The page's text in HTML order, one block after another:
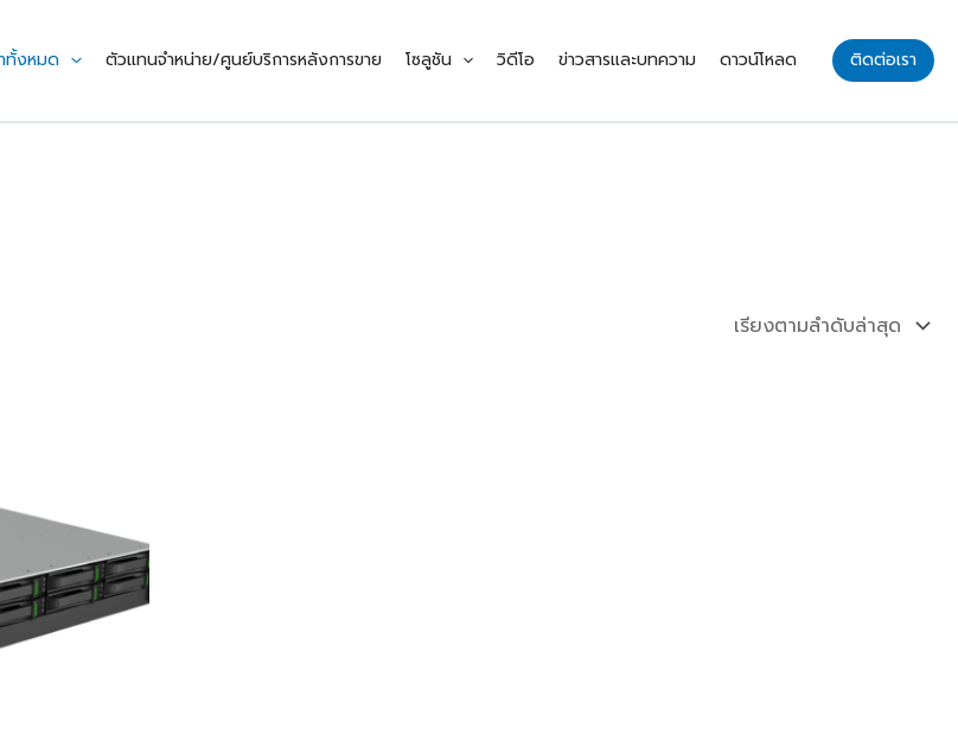
ทั้งหมด ตัวแทนจำหน่าย/ศูนย์บริการหลังการขาย โซลูชัน วิดีโอ ข่าวสารและบทความ ดาวน์โหลด ติดต่อเรา